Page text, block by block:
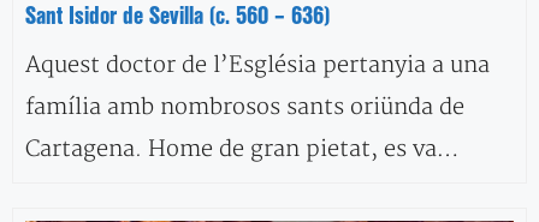
Sant Isidor de Sevilla (c. 560 – 636)
Aquest doctor de l’Església pertanyia a una
família amb nombrosos sants oriünda de
Cartagena. Home de gran pietat, es va…